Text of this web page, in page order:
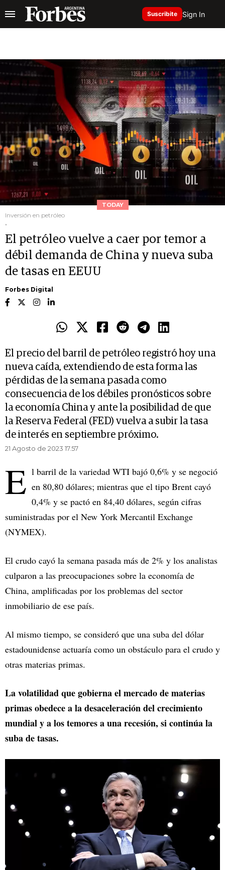
Suscribite Sign In
TODAY
Inversión en petróleo
.
El petróleo vuelve a caer por temor a
débil demanda de China y nueva suba
de tasas en EEUU
Forbes Digital
El precio del barril de petróleo registró hoy una
nueva caída, extendiendo de esta forma las
pérdidas de la semana pasada como
consecuencia de los débiles pronósticos sobre
la economía China y ante la posibilidad de que
la Reserva Federal (FED) vuelva a subir la tasa
de interés en septiembre próximo.
21 Agosto de 2023 17.57
E l barril de la variedad WTI bajó 0,6% y se negoció
en 80,80 dólares; mientras que el tipo Brent cayó
0,4% y se pactó en 84,40 dólares, según cifras
suministradas por el New York Mercantil Exchange
(NYMEX).
El crudo cayó la semana pasada más de 2% y los analistas
culparon a las preocupaciones sobre la economía de
China, amplificadas por los problemas del sector
inmobiliario de ese país.
Al mismo tiempo, se consideró que una suba del dólar
estadounidense actuaría como un obstáculo para el crudo y
otras materias primas.
La volatilidad que gobierna el mercado de materias
primas obedece a la desaceleración del crecimiento
mundial y a los temores a una recesión, si continúa la
suba de tasas.